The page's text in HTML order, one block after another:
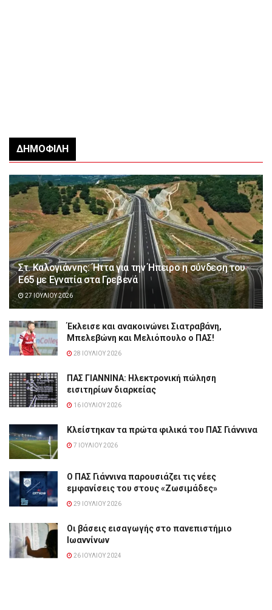
ΔΗΜΟΦΙΛΉ
Στ. Καλογιάννης: Ήττα για την Ήπειρο η σύνδεση του
Ε65 με Εγνατία στα Γρεβενά
27 ΙΟΥΛΊΟΥ 2026
Έκλεισε και ανακοινώνει Σιατραβάνη,
Μπελεβώνη και Μελιόπουλο ο ΠΑΣ!
28 ΙΟΥΛΊΟΥ 2026
ΠΑΣ ΓΙΑΝΝΙΝΑ: Hλεκτρονική πώληση
εισιτηρίων διαρκείας
16 ΙΟΥΛΊΟΥ 2026
Κλείστηκαν τα πρώτα φιλικά του ΠΑΣ Γιάννινα
7 ΙΟΥΛΊΟΥ 2026
Ο ΠΑΣ Γιάννινα παρουσιάζει τις νέες
εμφανίσεις του στους «Ζωσιμάδες»
29 ΙΟΥΛΊΟΥ 2026
Οι βάσεις εισαγωγής στο πανεπιστήμιο
Ιωαννίνων
26 ΙΟΥΛΊΟΥ 2024